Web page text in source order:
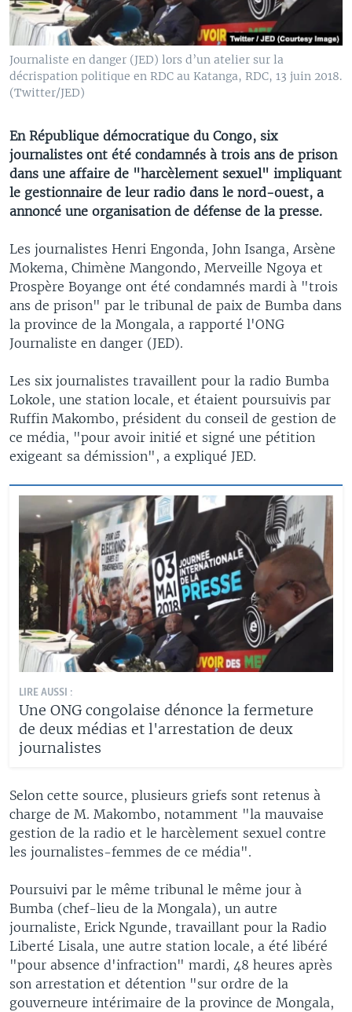
Journaliste en danger (JED) lors d’un atelier sur la
décrispation politique en RDC au Katanga, RDC, 13 juin 2018.
(Twitter/JED)
En République démocratique du Congo, six
journalistes ont été condamnés à trois ans de prison
dans une affaire de "harcèlement sexuel" impliquant
le gestionnaire de leur radio dans le nord-ouest, a
annoncé une organisation de défense de la presse.
Les journalistes Henri Engonda, John Isanga, Arsène
Mokema, Chimène Mangondo, Merveille Ngoya et
Prospère Boyange ont été condamnés mardi à "trois
ans de prison" par le tribunal de paix de Bumba dans
la province de la Mongala, a rapporté l'ONG
Journaliste en danger (JED).
Les six journalistes travaillent pour la radio Bumba
Lokole, une station locale, et étaient poursuivis par
Ruffin Makombo, président du conseil de gestion de
ce média, "pour avoir initié et signé une pétition
exigeant sa démission", a expliqué JED.
LIRE AUSSI :
Une ONG congolaise dénonce la fermeture
de deux médias et l'arrestation de deux
journalistes
Selon cette source, plusieurs griefs sont retenus à
charge de M. Makombo, notamment "la mauvaise
gestion de la radio et le harcèlement sexuel contre
les journalistes-femmes de ce média".
Poursuivi par le même tribunal le même jour à
Bumba (chef-lieu de la Mongala), un autre
journaliste, Erick Ngunde, travaillant pour la Radio
Liberté Lisala, une autre station locale, a été libéré
"pour absence d'infraction" mardi, 48 heures après
son arrestation et détention "sur ordre de la
gouverneure intérimaire de la province de Mongala,